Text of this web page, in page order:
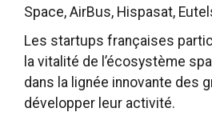
Space, AirBus, Hispasat,
Les startups françaises
la vitalité de l’écosystème
dans la lignée innovante des
développer leur activité.